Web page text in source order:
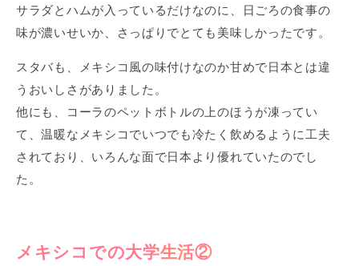
サラダとハムが入っているだけなのに、日ごろの食事の
味が濃いせいか、さっぱりでとても美味しかったです。
スタバも、メキシコ風の味付けなのか甘めで日本とは違
うおいしさがありました。
他にも、コーラのペットボトルの上のほうが凍ってい
て、温暖なメキシコでいつでも冷たく飲めるように工夫
されており、いろんな面で日本より優れていたのでし
た。
メキシコでの大学生活②